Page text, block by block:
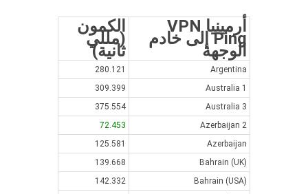
أرمينيا VPN
Ping إلى خادم
الوجهة
الكمون
(مللي
ثانية)
Argentina
280.121
Australia 1
309.399
Australia 3
375.554
Azerbaijan 2
72.453
Azerbaijan
125.581
Bahrain (UK)
139.668
Bahrain (USA)
142.332